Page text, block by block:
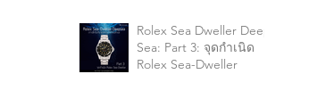
Rolex Sea Dweller Deep
Sea: Part 3: จุดกำเนิด
Rolex Sea-Dweller